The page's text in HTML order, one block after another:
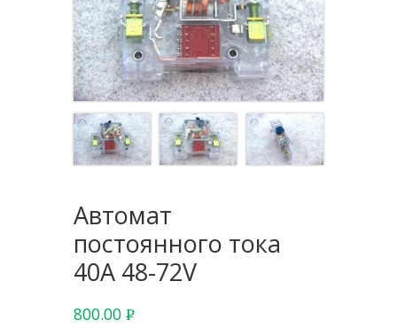
Автомат
постоянного тока
40А 48-72V
800.00 Р